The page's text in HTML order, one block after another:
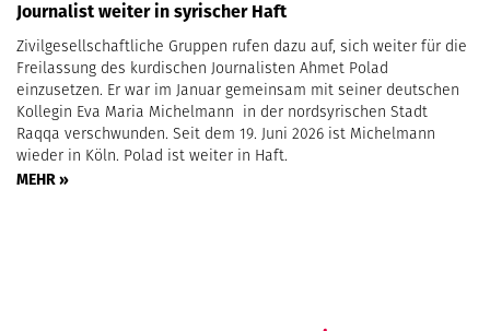
Journalist weiter in syrischer Haft
Zivilgesellschaftliche Gruppen rufen dazu auf, sich weiter für die
Freilassung des kurdischen Journalisten Ahmet Polad
einzusetzen. Er war im Januar gemeinsam mit seiner deutschen
Kollegin Eva Maria Michelmann in der nordsyrischen Stadt
Raqqa verschwunden. Seit dem 19. Juni 2026 ist Michelmann
wieder in Köln. Polad ist weiter in Haft.
MEHR »